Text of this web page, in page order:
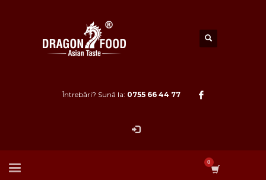
Întrebări? Sună la: 0755 66 44 77